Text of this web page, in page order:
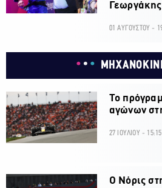
01 ΑΥΓΟΥΣΤΟΥ -
Το
αγώνων
27 ΙΟΥΛΙΟΥ - 15:15
O Νόρις